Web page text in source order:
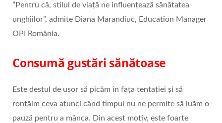
”Pentru că, stilul de viață ne influențează sănătatea
unghiilor”, admite Diana Marandiuc, Education Manager
OPI România.
Consumă gustări sănătoase
Este destul de ușor să picăm în fața tentației și să
ronțăim ceva atunci când timpul nu ne permite să luăm o
pauză pentru a mânca. Din acest motiv, este foarte